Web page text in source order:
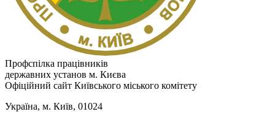
Профспілка працівників
державних установ м. Києва
Офіційний сайт Київського міського комітету
Україна, м. Київ, 01024